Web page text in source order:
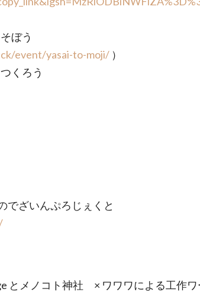
ぼう
event/yasai-to-moji/ ）
くろう
でざいんぷろじぇくと
とメノコト神社 × ワワワによる工作